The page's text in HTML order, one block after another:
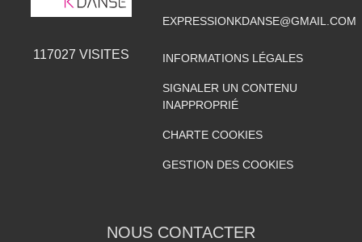
117027 VISITES
EXPRESSIONKDANSE@GMAIL.COM
INFORMATIONS LÉGALES
SIGNALER UN CONTENU
INAPPROPRIÉ
CHARTE COOKIES
GESTION DES COOKIES
NOUS CONTACTER